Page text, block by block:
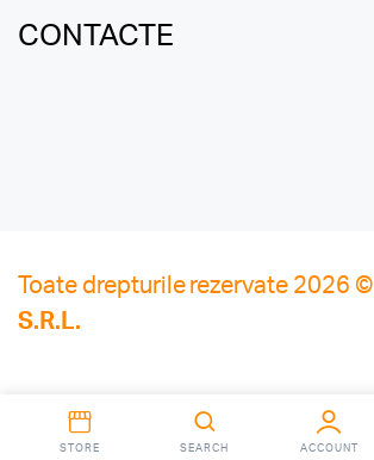
CONTACTE
Toate drepturile rezervate 2026 ©
S.R.L.
STORE SEARCH ACCOUNT